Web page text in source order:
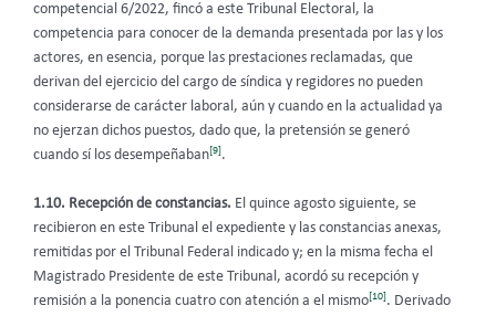
competencial 6/2022, fincó a este Tribunal Electoral, la
competencia para conocer de la demanda presentada por las y los
actores, en esencia, porque las prestaciones reclamadas, que
derivan del ejercicio del cargo de síndica y regidores no pueden
considerarse de carácter laboral, aún y cuando en la actualidad ya
no ejerzan dichos puestos, dado que, la pretensión se generó
cuando sí los desempeñaban[9].
1.10. Recepción de constancias. El quince agosto siguiente, se
recibieron en este Tribunal el expediente y las constancias anexas,
remitidas por el Tribunal Federal indicado y; en la misma fecha el
Magistrado Presidente de este Tribunal, acordó su recepción y
remisión a la ponencia cuatro con atención a el mismo[10]. Derivado